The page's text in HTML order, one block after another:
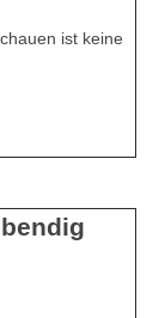
ist keine